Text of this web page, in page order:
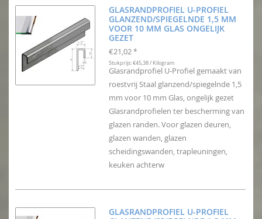
GLASRANDPROFIEL U-PROFIEL
GLANZEND/SPIEGELNDE 1,5 MM
VOOR 10 MM GLAS ONGELIJK
GEZET
€21,02 *
Stukprijs: €45,38 / Kilogram
Glasrandprofiel U-Profiel gemaakt van
roestvrij Staal glanzend/spiegelnde 1,5
mm voor 10 mm Glas, ongelijk gezet
Glasrandprofielen ter bescherming van
glazen randen. Voor glazen deuren,
glazen wanden, glazen
scheidingswanden, trapleuningen,
keuken achterw
GLASRANDPROFIEL U-PROFIEL